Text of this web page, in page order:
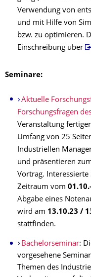
Verwendung von
und mit Hilfe von
bzw. zu optimieren.
Einschreibung über
Seminare:
Aktuelle
Forschungsfragen
Veranstaltung
Umfang von 25
Industriellen
und präsentieren
Vortrag.
Zeitraum vom
Abgabe eines
wird am 13.10.23 /
stattfinden.
Bachelorseminar:
vorgesehene
Themen des